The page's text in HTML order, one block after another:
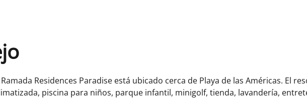
Residences Paradise está ubicado cerca de Playa de las Américas. El
piscina para niños, parque infantil, minigolf, tienda, lavandería,